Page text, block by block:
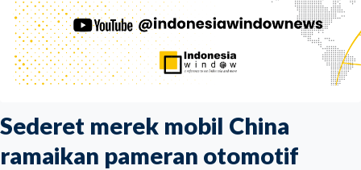
Sederet merek mobil China
ramaikan pameran otomotif